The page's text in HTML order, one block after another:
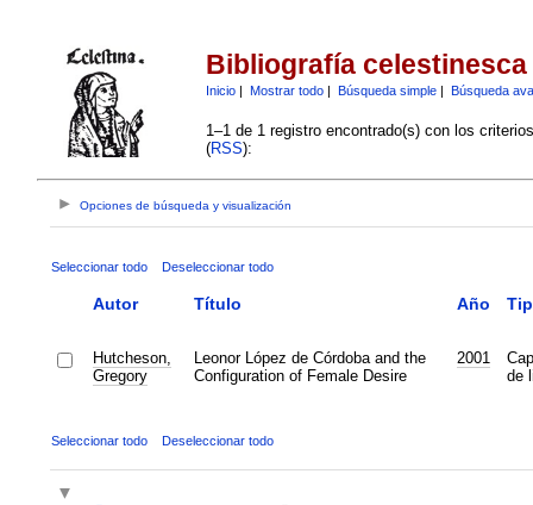
Bibliografía celestinesca
Inicio| Mostrar todo| Búsqueda simple| Búsqueda
1–1 de 1 registro encontrado(s) con los
(RSS):
Opciones de búsqueda y visualización
Seleccionar todo Deseleccionar todo
Autor Título Año
Hutcheson,
Gregory
Leonor López de Córdoba and the
Configuration of Female Desire
2001
de
Seleccionar todo Deseleccionar todo